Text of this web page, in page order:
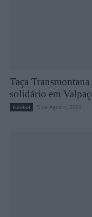
Taça
solidário em
Futebol 5 de Agosto, 2026